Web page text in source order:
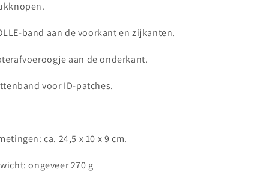
band aan de voorkant en zijkanten.
aan de onderkant.
voor ID-patches.
ca. 24,5 x 10 x 9 cm.
ongeveer 270 g